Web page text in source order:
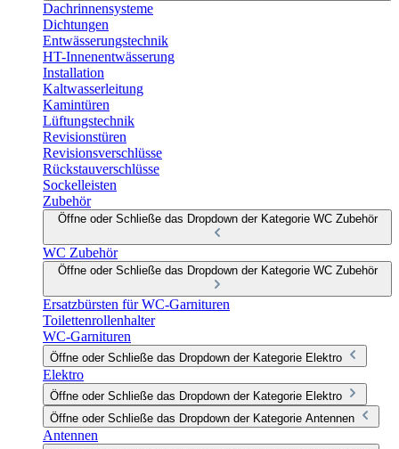
Dachrinnensysteme
Dichtungen
Entwässerungstechnik
HT-Innenentwässerung
Installation
Kaltwasserleitung
Kamintüren
Lüftungstechnik
Revisionstüren
Revisionsverschlüsse
Rückstauverschlüsse
Sockelleisten
Zubehör
Öffne oder Schließe das Dropdown der Kategorie WC Zubehör
WC Zubehör
Öffne oder Schließe das Dropdown der Kategorie WC Zubehör
Ersatzbürsten für WC-Garnituren
Toilettenrollenhalter
WC-Garnituren
Öffne oder Schließe das Dropdown der Kategorie Elektro
Elektro
Öffne oder Schließe das Dropdown der Kategorie Elektro
Öffne oder Schließe das Dropdown der Kategorie Antennen
Antennen